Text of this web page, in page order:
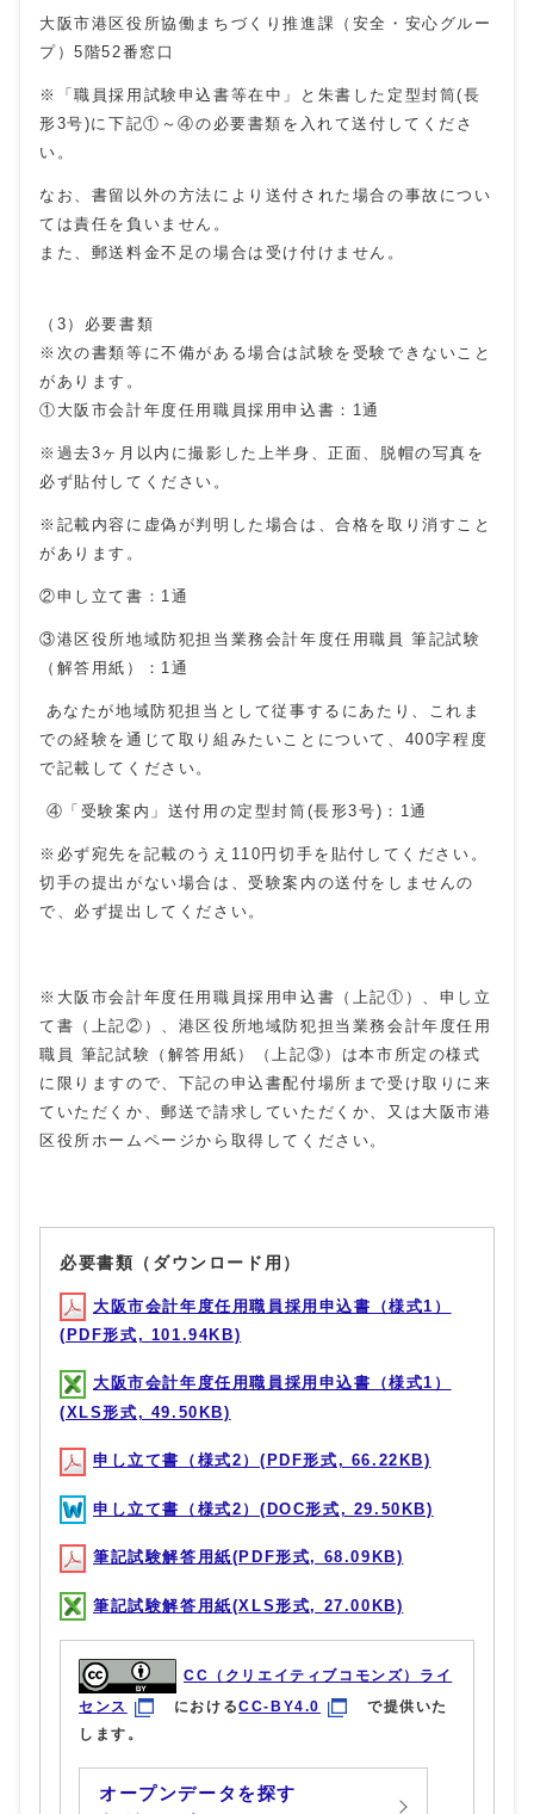
大阪市港区役所協働まちづくり推進課（安全・安心グルー
プ）5階52番窓口
※「職員採用試験申込書等在中」と朱書した定型封筒(長
形3号)に下記①～④の必要書類を入れて送付してくださ
い。
なお、書留以外の方法により送付された場合の事故につい
ては責任を負いません。
また、郵送料金不足の場合は受け付けません。
（3）必要書類
※次の書類等に不備がある場合は試験を受験できないこと
があります。
①大阪市会計年度任用職員採用申込書：1通
※過去3ヶ月以内に撮影した上半身、正面、脱帽の写真を
必ず貼付してください。
※記載内容に虚偽が判明した場合は、合格を取り消すこと
があります。
②申し立て書：1通
③港区役所地域防犯担当業務会計年度任用職員 筆記試験
（解答用紙）：1通
あなたが地域防犯担当として従事するにあたり、これま
での経験を通じて取り組みたいことについて、400字程度
で記載してください。
④「受験案内」送付用の定型封筒(長形3号) ：1通
※必ず宛先を記載のうえ110円切手を貼付してください。
切手の提出がない場合は、受験案内の送付をしませんの
で、必ず提出してください。
※大阪市会計年度任用職員採用申込書（上記①）、申し立
て書（上記②）、港区役所地域防犯担当業務会計年度任用
職員 筆記試験（解答用紙）（上記③）は本市所定の様式
に限りますので、下記の申込書配付場所まで受け取りに来
ていただくか、郵送で請求していただくか、又は大阪市港
区役所ホームページから取得してください。
必要書類（ダウンロード用）
大阪市会計年度任用職員採用申込書（様式1）
(PDF形式, 101.94KB)
大阪市会計年度任用職員採用申込書（様式1）
(XLS形式, 49.50KB)
申し立て書（様式2）(PDF形式, 66.22KB)
申し立て書（様式2）(DOC形式, 29.50KB)
筆記試験解答用紙(PDF形式, 68.09KB)
筆記試験解答用紙(XLS形式, 27.00KB)
CC（クリエイティブコモンズ）ライ
センス
におけるCC-BY4.0
で提供いた
します。
オープンデータを探す